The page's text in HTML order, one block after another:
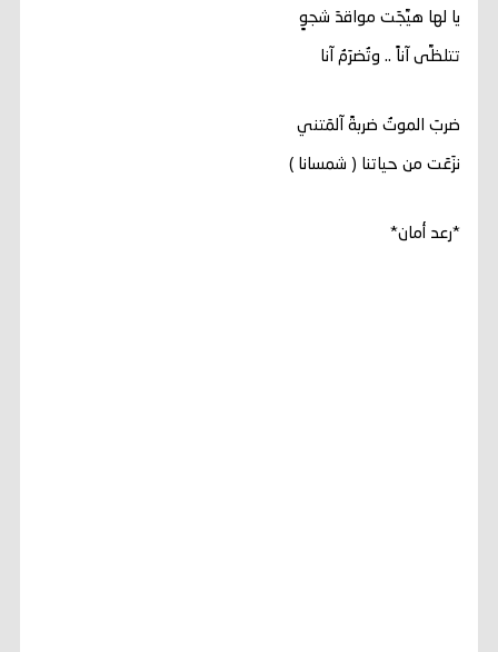
يا لها هيَّجَت مواقدَ شجوٍ
تتلظَّى آناً .. وتُضرَمُ آنا
ضربَ الموتُ ضربةً آلمَتني
نزَعَت من حياتنا ( شمسانا )
*رعد أمان*